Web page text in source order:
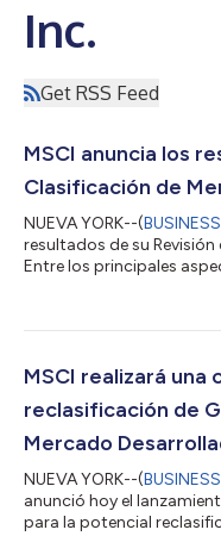
Inc.
Get RSS Feed
MSCI anuncia los
Clasificación de
NUEVA YORK--(
resultados de su
Entre los principales
(Frontier Market) La
negociación coordinada
Indonesia y Turquía,
MSCI realizará una
reclasificación de
Mercado
NUEVA YORK--(
anunció hoy el
para la potencial